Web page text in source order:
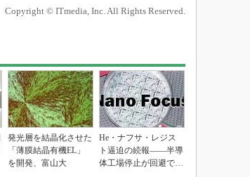
Copyright © ITmedia, Inc. All Rights Reserved.
発光層を結晶化させた
「薄膜結晶有機EL」
を開発、富山大
He・ナフサ・レジス
ト逼迫の続報――半導
体工場停止が回避でき